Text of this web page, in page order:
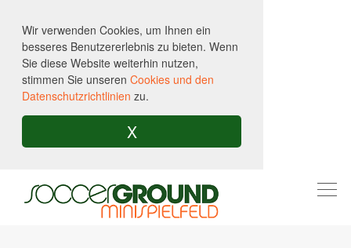
Wir verwenden Cookies, um Ihnen ein
besseres Benutzererlebnis zu bieten. Wenn
Sie diese Website weiterhin nutzen,
stimmen Sie unseren Cookies und den
Datenschutzrichtlinien zu.
X